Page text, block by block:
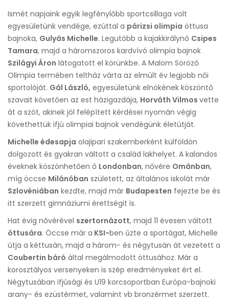
Ismét napjaink egyik legfénylőbb sportcsillaga volt
egyesületünk vendége, ezúttal a párizsi olimpia öttusa
bajnoka, Gulyás Michelle. Legutóbb a kajakkirálynő Csipes
Tamara, majd a háromszoros kardvívó olimpia bajnok
Szilágyi Áron látogatott el körünkbe. A Malom Söröző
Olimpia termében teltház várta az elmúlt év legjobb női
sportolóját. Gál László, egyesületünk elnökének köszöntő
szavait követően az est házigazdája, Horváth Vilmos vette
át a szót, akinek jól felépített kérdései nyomán végig
követhettük ifjú olimpiai bajnok vendégünk életútját.
Michelle édesapja olajipari szakemberként külföldön
dolgozott és gyakran váltott a család lakhelyet. A kalandos
éveknek köszönhetően ő Londonban, nővére Ománban,
míg öccse Milánóban született, az általános iskolát már
Szlovéniában kezdte, majd már Budapesten fejezte be és
itt szerzett gimnáziumi érettségit is.
Hat évig nővérével szertornázott, majd 11 évesen váltott
öttusára. Öccse már a KSI-ben űzte a sportágat, Michelle
útja a kéttusán, majd a három- és négytusán át vezetett a
Coubertin báró által megálmodott öttusához. Már a
korosztályos versenyeken is szép eredményeket ért el.
Négytusában ifjúsági és U19 korcsoportban Európa-bajnoki
arany- és ezüstérmet, valamint vb bronzérmet szerzett.